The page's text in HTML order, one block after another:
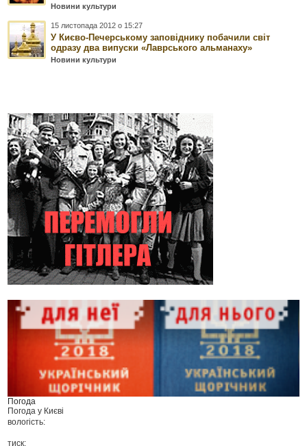
Новини культури
15 листопада 2012 о 15:27
У Києво-Печерському заповіднику побачили світ
одразу два випуски «Лаврського альманаху»
Новини культури
Погода
Погода у Києві
вологість:
тиск: